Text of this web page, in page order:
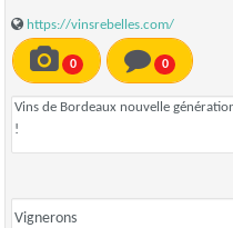
https://vinsrebelles.com/
0 0
Vins de Bordeaux nouvelle
!
Vignerons